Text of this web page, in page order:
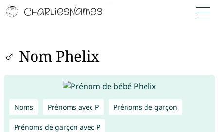
♂ Nom Phelix
Noms Prénoms avec P Prénoms de garçon
Prénoms de garçon avec P